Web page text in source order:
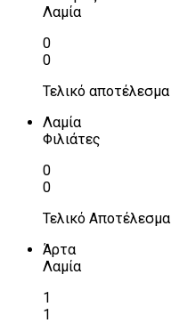
Λαμία
0
0
Τελικό αποτέλεσμα
Λαμία
Φιλιάτες
0
0
Τελικό Αποτέλεσμα
Άρτα
Λαμία
1
1